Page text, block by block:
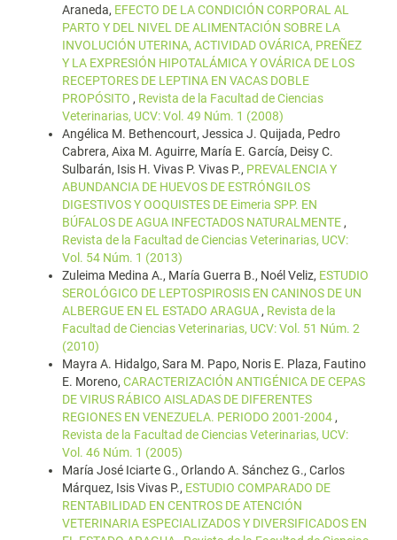
Araneda, EFECTO DE LA CONDICIÓN CORPORAL AL
PARTO Y DEL NIVEL DE ALIMENTACIÓN SOBRE LA
INVOLUCIÓN UTERINA, ACTIVIDAD OVÁRICA, PREÑEZ
Y LA EXPRESIÓN HIPOTALÁMICA Y OVÁRICA DE LOS
RECEPTORES DE LEPTINA EN VACAS DOBLE
PROPÓSITO , Revista de la Facultad de Ciencias
Veterinarias, UCV: Vol. 49 Núm. 1 (2008)
Angélica M. Bethencourt, Jessica J. Quijada, Pedro
Cabrera, Aixa M. Aguirre, María E. García, Deisy C.
Sulbarán, Isis H. Vivas P. Vivas P., PREVALENCIA Y
ABUNDANCIA DE HUEVOS DE ESTRÓNGILOS
DIGESTIVOS Y OOQUISTES DE Eimeria SPP. EN
BÚFALOS DE AGUA INFECTADOS NATURALMENTE ,
Revista de la Facultad de Ciencias Veterinarias, UCV:
Vol. 54 Núm. 1 (2013)
Zuleima Medina A., María Guerra B., Noél Veliz, ESTUDIO
SEROLÓGICO DE LEPTOSPIROSIS EN CANINOS DE UN
ALBERGUE EN EL ESTADO ARAGUA , Revista de la
Facultad de Ciencias Veterinarias, UCV: Vol. 51 Núm. 2
(2010)
Mayra A. Hidalgo, Sara M. Papo, Noris E. Plaza, Fautino
E. Moreno, CARACTERIZACIÓN ANTIGÉNICA DE CEPAS
DE VIRUS RÁBICO AISLADAS DE DIFERENTES
REGIONES EN VENEZUELA. PERIODO 2001-2004 ,
Revista de la Facultad de Ciencias Veterinarias, UCV:
Vol. 46 Núm. 1 (2005)
María José Iciarte G., Orlando A. Sánchez G., Carlos
Márquez, Isis Vivas P., ESTUDIO COMPARADO DE
RENTABILIDAD EN CENTROS DE ATENCIÓN
VETERINARIA ESPECIALIZADOS Y DIVERSIFICADOS EN